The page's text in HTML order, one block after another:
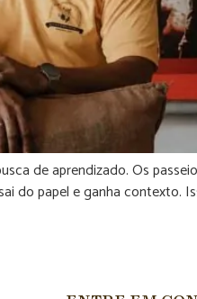
de aprendizado. Os
do papel e ganha contexto.